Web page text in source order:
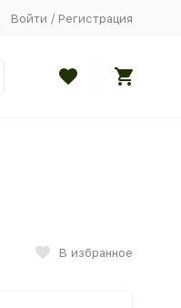
Войти / Регистрация
В избранное